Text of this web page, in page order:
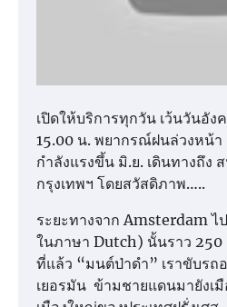
เปิดให้บริการทุกวัน เว้นวันอัง
15.00 น. พยากรณ์ฝนล่วงหน้า
กำลังแรงขึ้น มิ.ย. เดินทางถึง
กรุงเทพฯ โดยสวัสดิภาพ…..
ระยะทางจาก Amsterdam ไ
ในภาษา Dutch) นั้นราว 250
ที่แล้ว “มนต์ป่าดำ” เราขับรถ
เยอรมัน ข้ามชายแดนมายังเ